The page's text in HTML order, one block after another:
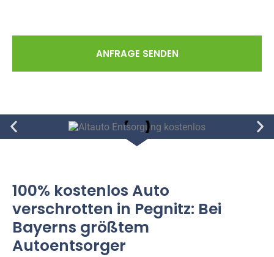
ANFRAGE SENDEN
100% kostenlos Auto
verschrotten in Pegnitz: Bei
Bayerns größtem
Autoentsorger